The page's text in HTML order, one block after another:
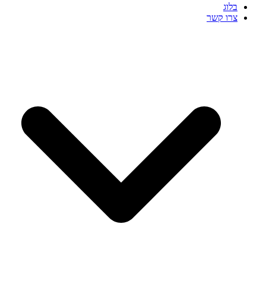
בלוג
צרו קשר